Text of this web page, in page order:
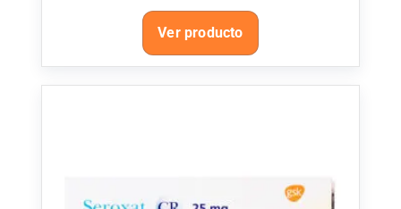
Ver producto